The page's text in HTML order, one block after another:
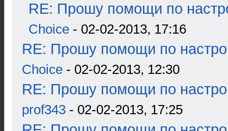
RE: Прошу помощи по
Choice - 02-02-2013, 17:16
RE: Прошу помощи по
Choice - 02-02-2013, 12:30
RE: Прошу помощи по
prof343 - 02-02-2013, 17:25